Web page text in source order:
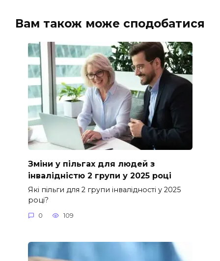
Вам також може сподобатися
Зміни у пільгах для людей з
інвалідністю 2 групи у 2025 році
Які пільги для 2 групи інвалідності у 2025
році?
0 109